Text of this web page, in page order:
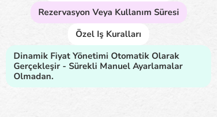
Rezervasyon Veya Kullanım Süresi
Özel Iş Kuralları
Dinamik Fiyat Yönetimi Otomatik Olarak
Gerçekleşir - Sürekli Manuel Ayarlamalar
Olmadan.